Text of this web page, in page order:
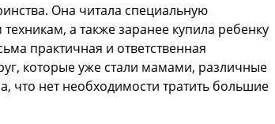
Она читала специальную
а также заранее купила ребенку
практичная и ответственная
которые уже стали мамами, различные
что нет необходимости тратить большие